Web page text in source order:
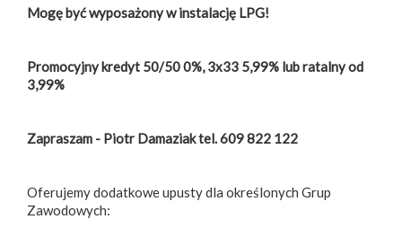
Mogę być wyposażony w instalację LPG!
Promocyjny kredyt 50/50 0%, 3x33 5,99% lub ratalny od
3,99%
Zapraszam - Piotr Damaziak tel. 609 822 122
Oferujemy dodatkowe upusty dla określonych Grup
Zawodowych: